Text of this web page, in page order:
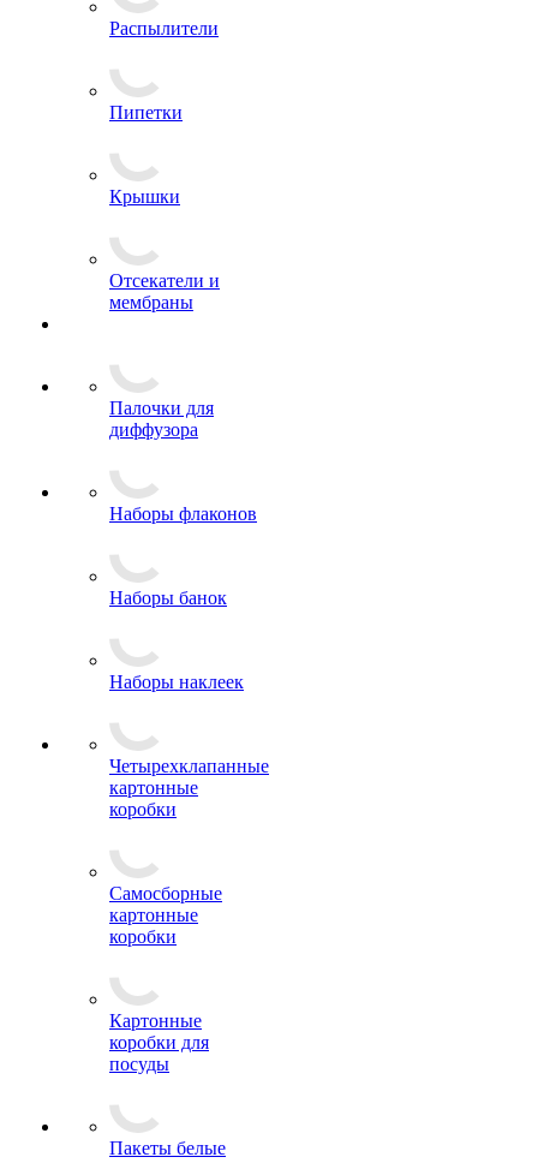
Распылители
Пипетки
Крышки
Отсекатели и
мембраны
Палочки для
диффузора
Наборы флаконов
Наборы банок
Наборы наклеек
Четырехклапанные
картонные
коробки
Самосборные
картонные
коробки
Картонные
коробки для
посуды
Пакеты белые